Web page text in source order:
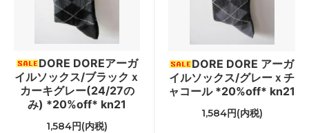
DORE DOREアーガ
イルソックス/ブラックｘ
カーキグレー(24/27の
み) *20%off* kn21
1,584円(内税)
DORE DORE アーガ
イルソックス/グレーｘチ
ャコール *20%off* kn21
1,584円(内税)